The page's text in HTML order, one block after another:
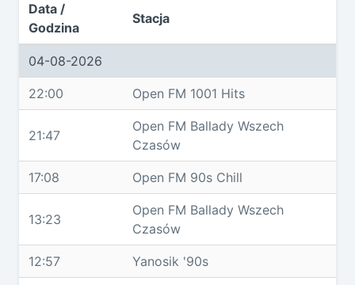
Data /
Godzina
Stacja
04-08-2026
22:00 Open FM 1001 Hits
21:47
Open FM Ballady Wszech
Czasów
17:08 Open FM 90s Chill
13:23
Open FM Ballady Wszech
Czasów
12:57 Yanosik '90s